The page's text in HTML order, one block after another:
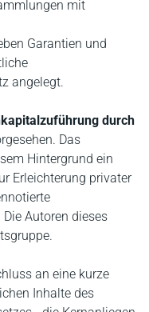
mit
Garantien und
angelegt.
durch
Das
Hintergrund ein
Erleichterung privater
Autoren dieses
an eine kurze
Inhalte des